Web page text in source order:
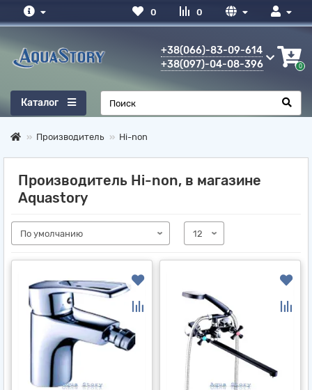
0
0
+38(066)-83-09-614
+38(097)-04-08-396
0
Каталог
Производитель Hi-non
Производитель Hi-non, в магазине
Aquastory